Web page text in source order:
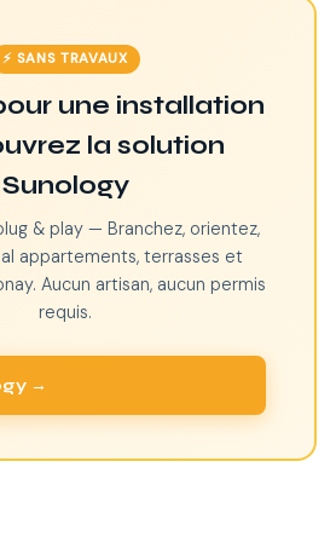
⚡ SANS TRAVAUX
une installation
la solution
Sunology
& play — Branchez, orientez,
appartements, terrasses et
Aucun artisan, aucun permis
requis.
→